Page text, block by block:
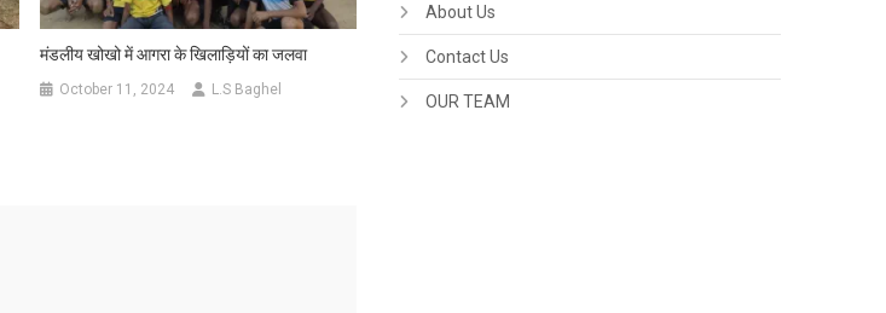
मंडलीय खोखो में आगरा के खिलाड़ियों का जलवा
October 11, 2024 L.S Baghel
About Us
Contact Us
OUR TEAM